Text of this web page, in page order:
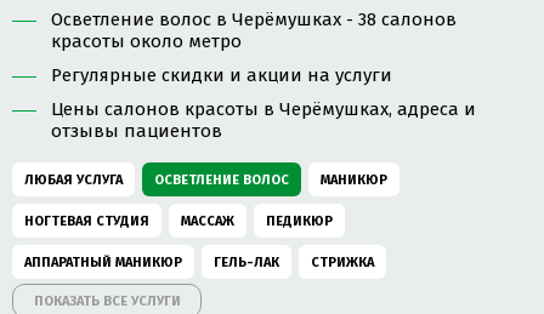
Осветление волос в Черёмушках - 38 салонов
красоты около метро
Регулярные скидки и акции на услуги
Цены салонов красоты в Черёмушках, адреса и
отзывы пациентов
ЛЮБАЯ УСЛУГА ОСВЕТЛЕНИЕ ВОЛОС МАНИКЮР
НОГТЕВАЯ СТУДИЯ МАССАЖ ПЕДИКЮР
АППАРАТНЫЙ МАНИКЮР ГЕЛЬ-ЛАК СТРИЖКА
ПАРИКМАХЕРСКАЯ МАССАЖ ЛИЦА
ПОКАЗАТЬ ВСЕ УСЛУГИ